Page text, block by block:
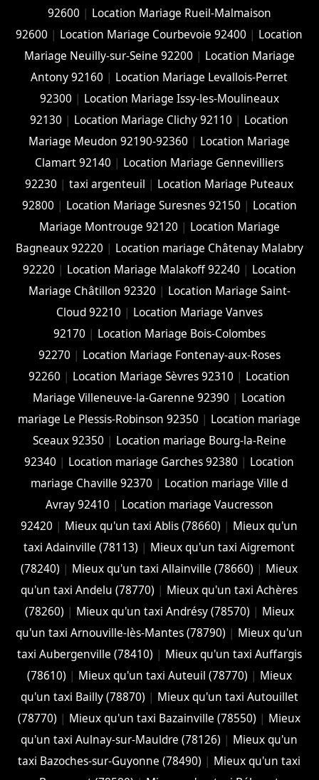
92600 | Location Mariage Rueil-Malmaison
92600 | Location Mariage Courbevoie 92400 | Location
Mariage Neuilly-sur-Seine 92200 | Location Mariage
Antony 92160 | Location Mariage Levallois-Perret
92300 | Location Mariage Issy-les-Moulineaux
92130 | Location Mariage Clichy 92110 | Location
Mariage Meudon 92190-92360 | Location Mariage
Clamart 92140 | Location Mariage Gennevilliers
92230 |taxi argenteuil | Location Mariage Puteaux
92800 | Location Mariage Suresnes 92150 | Location
Mariage Montrouge 92120 | Location Mariage
Bagneaux 92220 | Location mariage Châtenay Malabry
92220 | Location Mariage Malakoff 92240 | Location
Mariage Châtillon 92320 | Location Mariage Saint-
Cloud 92210 | Location Mariage Vanves
92170 | Location Mariage Bois-Colombes
92270 | Location Mariage Fontenay-aux-Roses
92260 | Location Mariage Sèvres 92310 | Location
Mariage Villeneuve-la-Garenne 92390 | Location
mariage Le Plessis-Robinson 92350 | Location mariage
Sceaux 92350 | Location mariage Bourg-la-Reine
92340 | Location mariage Garches 92380 | Location
mariage Chaville 92370 | Location mariage Ville d
Avray 92410 | Location mariage Vaucresson
92420 | Mieux qu'un taxi Ablis (78660) | Mieux qu'un
taxi Adainville (78113) | Mieux qu'un taxi Aigremont
(78240) | Mieux qu'un taxi Allainville (78660) | Mieux
qu'un taxi Andelu (78770) | Mieux qu'un taxi Achères
(78260) | Mieux qu'un taxi Andrésy (78570) | Mieux
qu'un taxi Arnouville-lès-Mantes (78790) | Mieux qu'un
taxi Aubergenville (78410) | Mieux qu'un taxi Auffargis
(78610) | Mieux qu'un taxi Auteuil (78770) | Mieux
qu'un taxi Bailly (78870) | Mieux qu'un taxi Autouillet
(78770) | Mieux qu'un taxi Bazainville (78550) | Mieux
qu'un taxi Aulnay-sur-Mauldre (78126) | Mieux qu'un
taxi Bazoches-sur-Guyonne (78490) | Mieux qu'un taxi